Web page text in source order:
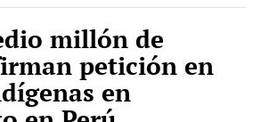
millón de
petición en
en